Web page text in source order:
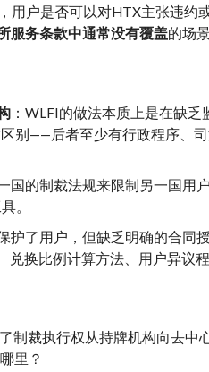
用户是否可以对HTX主张违约
服务条款中通常没有覆盖的场景
：WLFI的做法本质上是在缺乏
别——后者至少有行政程序、
国的制裁法规来限制另一国用
。
护了用户，但缺乏明确的合同
换比例计算方法、用户异议程
制裁执行权从持牌机构向去中
里？